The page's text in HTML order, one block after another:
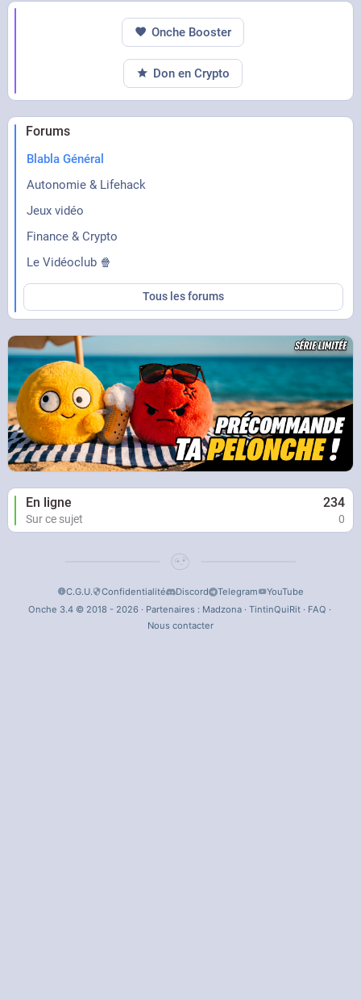
Forums
Blabla Général
Autonomie & Lifehack
Jeux vidéo
Finance & Crypto
Le Vidéoclub 🍿
Tous les forums
En ligne 234
Sur ce sujet 0
Onche Booster
Don en Crypto
C.G.U. Confidentialité Discord Telegram
YouTube
Onche 3.4 © 2018 - 2026 · Partenaires : Madzona· TintinQuiRit· FAQ ·
Nous contacter